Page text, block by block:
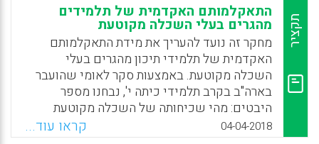
WhatsApp
Facebook
Email
X תקציר
התאקלמותם האקדמית של תלמידים
מהגרים בעלי השכלה מקוטעת
מחקר זה נועד להעריך את מידת התאקלמותם
האקדמית של תלמידי תיכון מהגרים בעלי
השכלה מקוטעת. באמצעות סקר לאומי שהועבר
בארה"ב בקרב תלמידי כיתה י', נבחנו מספר
היבטים: מהי שכיחותה של השכלה מקוטעת
בקרב תלמידים שנולדו מחוץ לארה"ב, מהי רמת
04-04-2018 קראו עוד...